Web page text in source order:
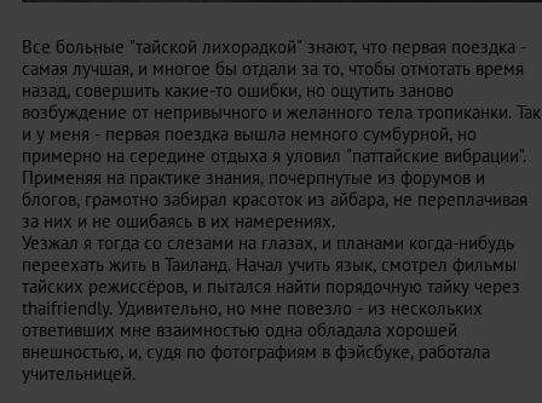
Все больные "тайской лихорадкой" знают, что первая поездка -
самая лучшая, и многое бы отдали за то, чтобы отмотать время
назад, совершить какие-то ошибки, но ощутить заново
возбуждение от непривычного и желанного тела тропиканки. Так
и у меня - первая поездка вышла немного сумбурной, но
примерно на середине отдыха я уловил "паттайские вибрации".
Применяя на практике знания, почерпнутые из форумов и
блогов, грамотно забирал красоток из айбара, не переплачивая
за них и не ошибаясь в их намерениях.
Уезжал я тогда со слезами на глазах, и планами когда-нибудь
переехать жить в Таиланд. Начал учить язык, смотрел фильмы
тайских режиссёров, и пытался найти порядочную тайку через
thaifriendly. Удивительно, но мне повезло - из нескольких
ответивших мне взаимностью одна обладала хорошей
внешностью, и, судя по фотографиям в фэйсбуке, работала
учительницей.